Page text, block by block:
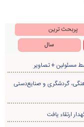
پربحث ترین
سال
مسئولین + تصاویر
گردشگری و صنایع‌دستی